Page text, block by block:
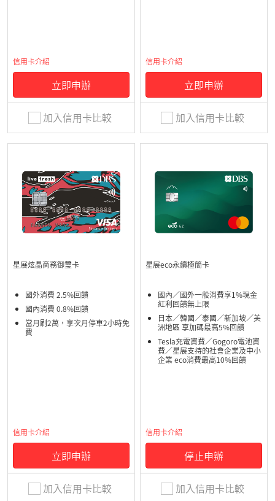
信用卡介紹
立即申辦
加入信用卡比較
信用卡介紹
立即申辦
加入信用卡比較
星展炫晶商務御璽卡
國外消費 2.5%回饋
國內消費 0.8%回饋
當月刷2萬，享次月停車2小時免
費
信用卡介紹
立即申辦
加入信用卡比較
星展eco永續極簡卡
國內／國外一般消費享1%現金
紅利回饋無上限
日本／韓國／泰國／新加坡／美
洲地區 享加碼最高5%回饋
Tesla充電資費／Gogoro電池資
費／星展支持的社會企業及中小
企業 eco消費最高10%回饋
信用卡介紹
停止申辦
加入信用卡比較